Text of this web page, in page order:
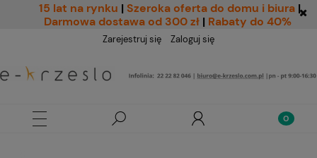
15 lat na rynku | Szeroka oferta do domu i biura |
Darmowa dostawa od 300 zł | Rabaty do 40%
Zarejestruj się Zaloguj się